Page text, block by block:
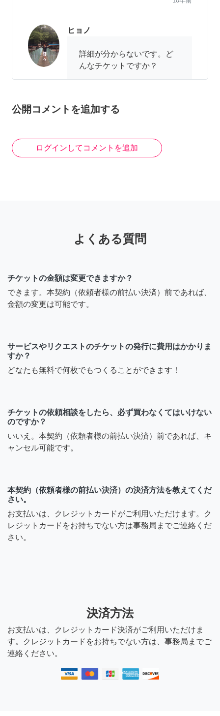
ヒョノ
詳細が分からないです。ど
んなチケットですか？
公開コメントを追加する
ログインしてコメントを追加
よくある質問
チケットの金額は変更できますか？
できます。本契約（依頼者様の前払い決済）前であれば、
金額の変更は可能です。
サービスやリクエストのチケットの発行に費用はかかりま
すか？
どなたも無料で何枚でもつくることができます！
チケットの依頼相談をしたら、必ず買わなくてはいけない
のですか？
いいえ。本契約（依頼者様の前払い決済）前であれば、キ
ャンセル可能です。
本契約（依頼者様の前払い決済）の決済方法を教えてくだ
さい。
お支払いは、クレジットカードがご利用いただけます。ク
レジットカードをお持ちでない方は事務局までご連絡くだ
さい。
決済方法
お支払いは、クレジットカード決済がご利用いただけま
す。クレジットカードをお持ちでない方は、事務局までご
連絡ください。